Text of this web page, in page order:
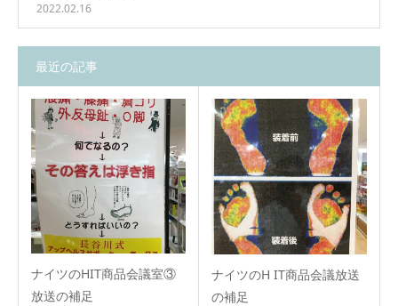
2022.02.16
最近の記事
ナイツのHIT商品会議室③
放送の補足
ナイツのH IT商品会議放送
の補足